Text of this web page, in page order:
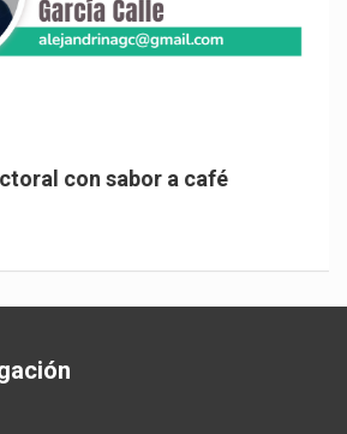
con sabor a café